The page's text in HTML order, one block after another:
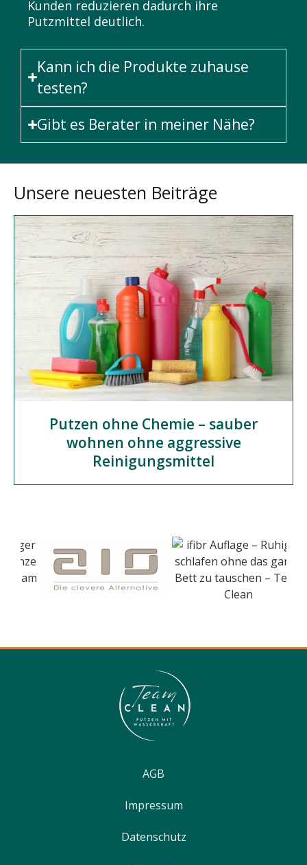
Kunden reduzieren dadurch ihre
Putzmittel deutlich.
Kann ich die Produkte zuhause
testen?
Gibt es Berater in meiner Nähe?
Unsere neuesten Beiträge
Putzen ohne Chemie – sauber
wohnen ohne aggressive
Reinigungsmittel
AGB
Impressum
Datenschutz